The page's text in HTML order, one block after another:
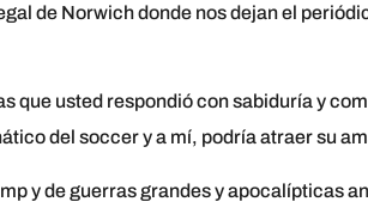
de Norwich donde nos dejan el
que usted respondió con sabiduría y
del soccer y a mí, podría atraer su
y de guerras grandes y apocalípticas